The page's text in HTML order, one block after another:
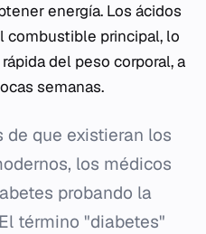
energía. Los ácidos
combustible principal, lo
del peso corporal, a
semanas.
de que existieran los
los médicos
probando la
término "diabetes"